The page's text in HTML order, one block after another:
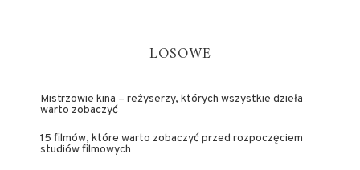
LOSOWE
Mistrzowie kina – reżyserzy, których wszystkie dzieła
warto zobaczyć
15 filmów, które warto zobaczyć przed rozpoczęciem
studiów filmowych